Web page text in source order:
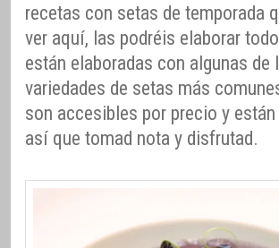
recetas con setas de temporada
ver aquí, las podréis elaborar
están elaboradas con algunas de
variedades de setas más
son accesibles por precio y
así que tomad nota y disfrutad.